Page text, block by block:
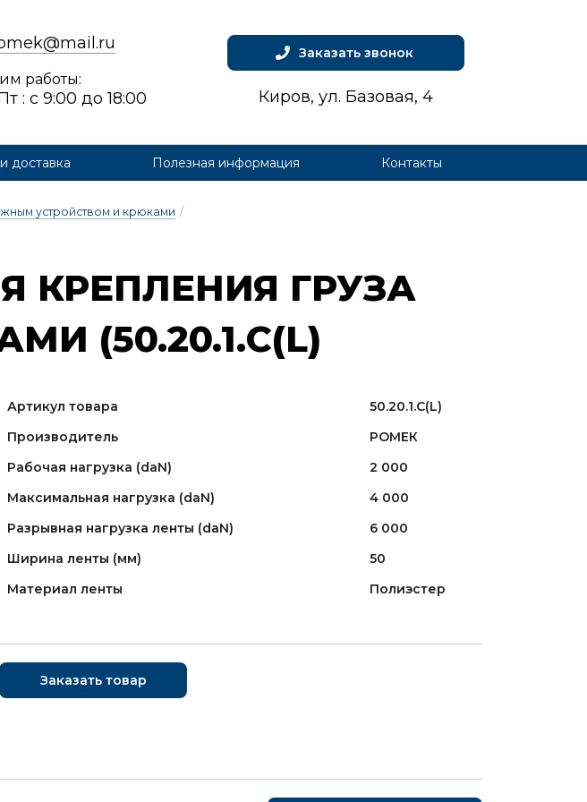
доставка Полезная информация Контакты
работы:
: с 9:00 до 18:00
Заказать звонок
Киров, ул. Базовая, 4
устройством и крюками /
КРЕП­ЛЕ­НИЯ ГРУ­ЗА
(50.20.1.С(L)
Артикул товара
50.20.1.С(L)
Производитель
РОМЕК
Рабочая нагрузка (daN)
2 000
Максимальная нагрузка (daN)
4 000
Разрывная нагрузка ленты (daN)
6 000
Ширина ленты (мм)
50
Материал ленты
Полиэстер
Заказать товар